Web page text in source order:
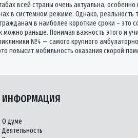
всей страны очень актуальна, особенно
в системном режиме. Однако, реальность
в наиболее короткие сроки – это
раньше. Понимая важность этого и
№4 — самого крупного
повысит мобильность оказания скорой
ИНФОРМАЦИЯ
О думе
Деятельность